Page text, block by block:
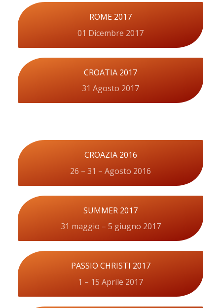
ROME 2017
01 Dicembre 2017
CROATIA 2017
31 Agosto 2017
CROAZIA 2016
26 – 31 – Agosto 2016
SUMMER 2017
31 maggio – 5 giugno 2017
PASSIO CHRISTI 2017
1 – 15 Aprile 2017